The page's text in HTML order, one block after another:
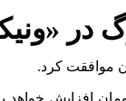
در
موافقت کرد.